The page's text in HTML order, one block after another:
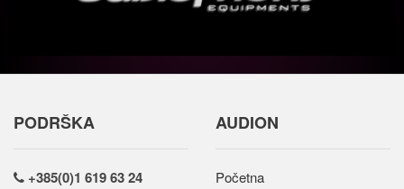
PODRŠKA
+385(0)1 619 63 24
AUDION
Početna